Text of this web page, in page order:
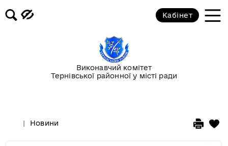
Виконавчий комітет
Тернівської районної у місті ради
Кабінет
Новини
Публічні закупівлі